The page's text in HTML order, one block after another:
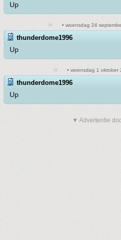
Up
• woensdag 24
thunderdome1996
Up
• woensdag 1 oktober
thunderdome1996
Up
▼ Advertentie